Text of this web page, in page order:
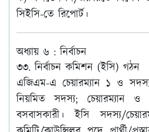
সিইসি-তে রিপোর্ট।
অধ্যায় ৬ : নির্বাচন
৩৩. নির্বাচন কমিশন (ইসি) গঠন
এজিএম-এ চেয়ারম্যান ১ ও
নিয়মিত সদস্য; চেয়ারম্যান
বসবাসকারী। ইসি সদস্য/